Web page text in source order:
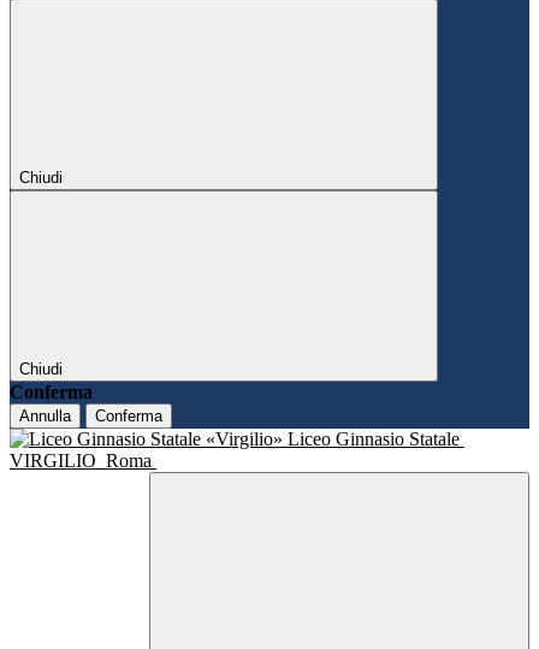
Chiudi
Chiudi
Conferma
Annulla Conferma
Liceo Ginnasio Statale
VIRGILIO Roma